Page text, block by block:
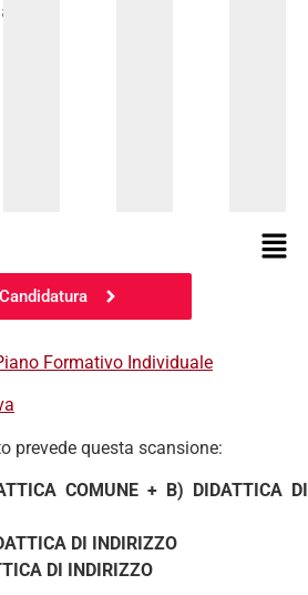
Candidatura
Formativo Individuale
prevede questa scansione:
COMUNE + B) DIDATTICA DI
DI INDIRIZZO
DI INDIRIZZO